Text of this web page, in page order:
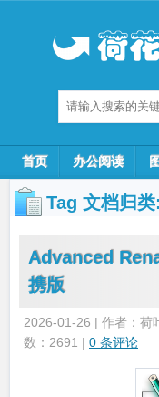
首页 办公阅读
Tag 文档归类:
Advanced
携版
2026-01-26 | 作者：荷
数：2691 | 0 条评论